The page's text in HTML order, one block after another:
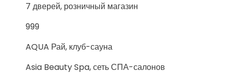
7 дверей, розничный магазин
999
AQUA Рай, клуб-сауна
Asia Beauty Spa, сеть СПА-салонов